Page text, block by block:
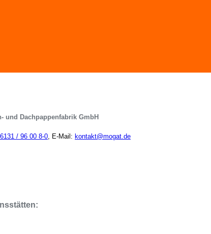
und Dachpappenfabrik GmbH
/ 96 00 8-0, E-Mail: kontakt@mogat.de